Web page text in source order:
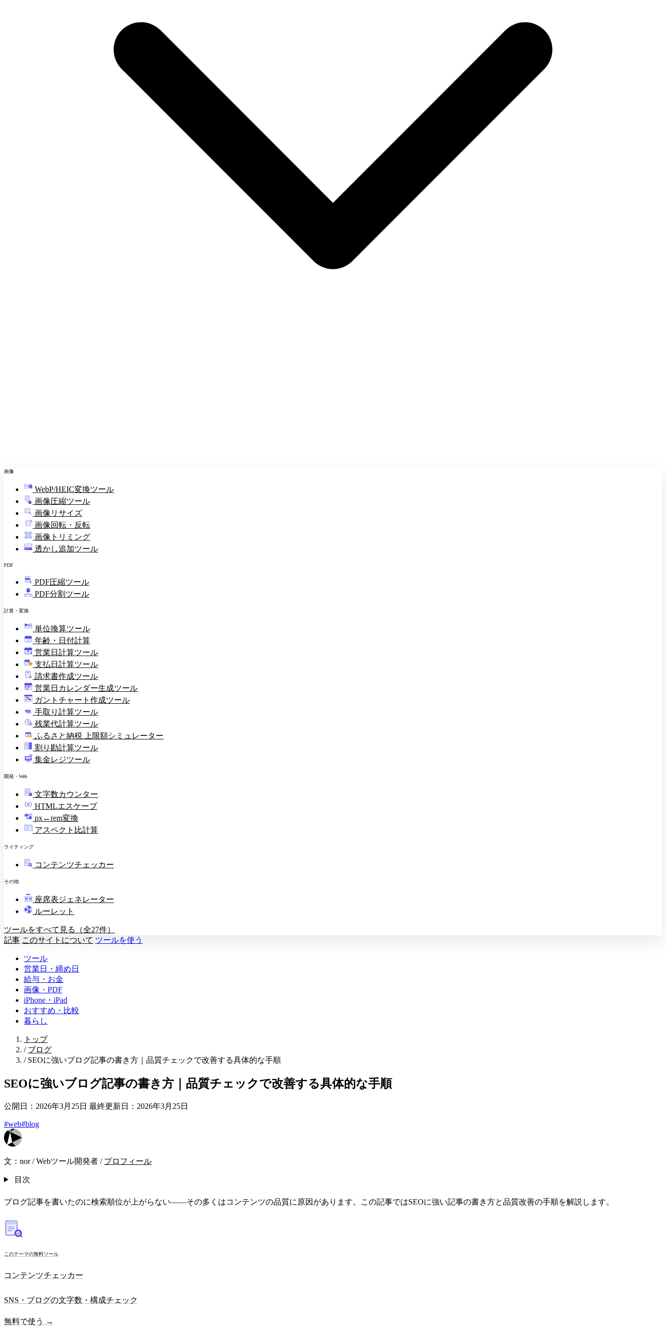
画像
WebP/HEIC変換ツール
画像圧縮ツール
画像リサイズ
画像回転・反転
画像トリミング
透かし追加ツール
PDF
PDF圧縮ツール
PDF分割ツール
計算・変換
単位換算ツール
年齢・日付計算
営業日計算ツール
¥ 支払日計算ツール
印
請求書作成ツール
営業日カレンダー生成ツール
ガントチャート作成ツール
手取り計算ツール
残業代計算ツール
ふるさと納税 上限額シミュレーター
割り勘計算ツール
集金レジツール
開発・Web
文字数カウンター
HTMLエスケープ
px↔rem変換
アスペクト比計算
ライティング
コンテンツチェッカー
その他
教壇
座席表ジェネレーター
ルーレット
ツールをすべて見る（全27件）
記事 このサイトについて ツールを使う
ツール
営業日・締め日
給与・お金
画像・PDF
iPhone・iPad
おすすめ・比較
暮らし
トップ
/ ブログ
/ SEOに強いブログ記事の書き方｜品質チェックで改善する具体的な手順
SEOに強いブログ記事の書き方｜品質チェックで改善する具体的な手順
公開日：2026年3月25日 最終更新日：2026年3月25日
#web#blog
文： nor /Webツール開発者 / プロフィール
目次
ブログ記事を書いたのに検索順位が上がらない——その多くはコンテンツの品質に原因があります。この記事ではSEOに強い記事の書き方と品質改善の手順を解説します。
このテーマの無料ツール
コンテンツチェッカー
SNS・ブログの文字数・構成チェック
無料で使う →